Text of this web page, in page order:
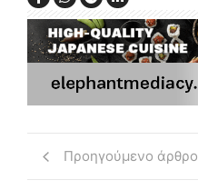
Προηγούμενο άρθρο